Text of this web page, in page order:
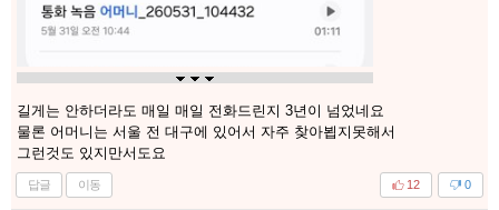
길게는 안하더라도 매일 매일 전화드린지 3년이 넘었네요
물론 어머니는 서울 전 대구에 있어서 자주 찾아뵙지못해서
그런것도 있지만서도요
답글 이동 0
12